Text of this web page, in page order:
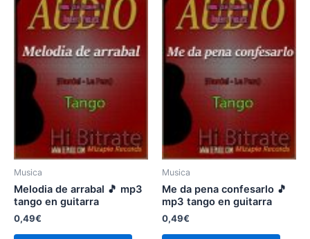
Musica
Melodia de arrabal 🎵 mp3
tango en guitarra
0,49€
Musica
Me da pena confesarlo 🎵
mp3 tango en guitarra
0,49€